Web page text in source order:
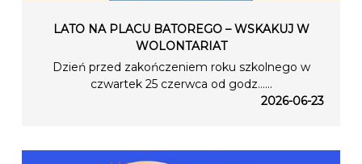
LATO NA PLACU BATOREGO – WSKAKUJ W
WOLONTARIAT
Dzień przed zakończeniem roku szkolnego w
czwartek 25 czerwca od godz…...
2026-06-23